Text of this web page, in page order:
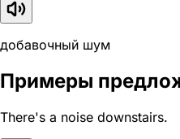
добавочный шум
Примеры
There's a noise downstairs.